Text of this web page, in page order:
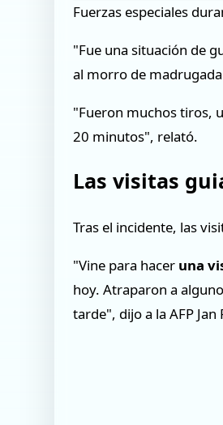
Fuerzas especiales
"Fue una situación de
al morro de
"Fueron muchos tiros,
20 minutos", relató.
Las visitas
Tras el incidente, las
"Vine para hacer una
hoy. Atraparon a
tarde", dijo a la AFP Jan